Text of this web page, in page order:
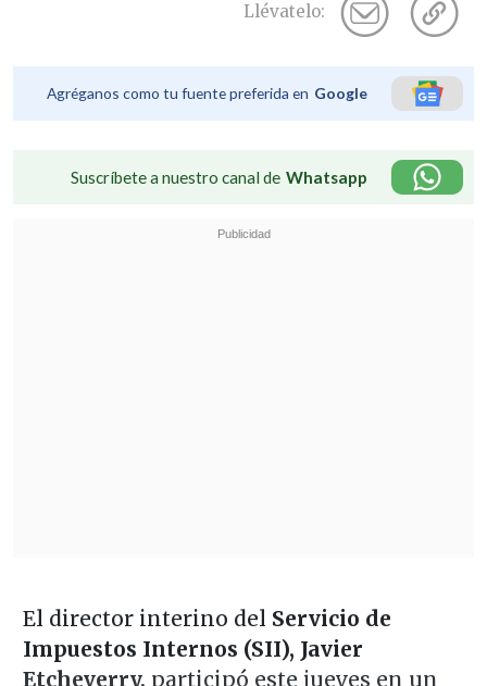
Llévatelo:
Agréganos como tu fuente preferida en Google
Suscríbete a nuestro canal de Whatsapp
El director interino del Servicio de
Impuestos Internos (SII), Javier
Etcheverry, participó este jueves en un